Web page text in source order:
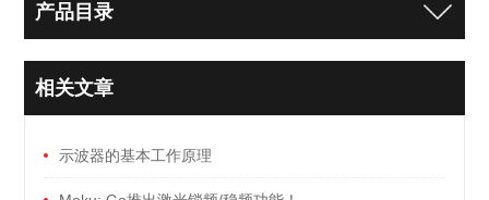
产品目录
相关文章
示波器的基本工作原理